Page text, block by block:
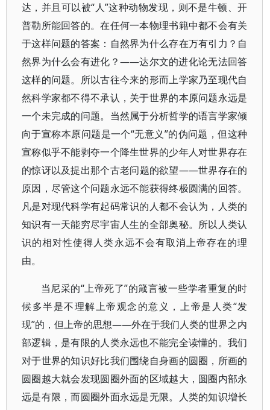
达，并且可以被“人”这种动物发现，则不是牛顿、开
普勒所能回答的。在任何一本物理书籍中都不会有关
于这样问题的答案：自然界为什么存在万有引力？自
然界为什么会有进化？——达尔文的进化论无法回答
这样的问题。所以古往今来的形而上学家乃至现代自
然科学家都不得不承认，关于世界的本原问题永远是
一个未完成的问题。当然属于分析哲学的语言学家倾
向于宣称本原问题是一个“无意义”的伪问题，但这种
宣称似乎不能剥夺一个降生世界的少年人对世界存在
的惊讶以及提出那个古老问题的欲望——世界存在的
原因，尽管这个问题永远不能获得终极圆满的回答。
凡是对现代科学有起码常识的人都不会认为，人类的
知识有一天能穷尽宇宙人生的全部奥秘。所以人类认
识的相对性使得人类永远不会有取消上帝存在的理
由。
当尼采的“上帝死了”的箴言被一些学者重复的时
候多半是不理解上帝观念的意义，上帝是人类“发
现”的，但上帝的思想——外在于我们人类的世界之内
部逻辑，是有限的人类永远也不能完全读懂的。我们
对于世界的知识好比我们围绕自身画的圆圈，所画的
圆圈越大就会发现圆圈外面的区域越大，圆圈内部永
远是有限，而圆圈外面永远是无限。人类的知识增长